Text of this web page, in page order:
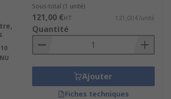
Sous-total (1 unité)
121,00 €HT 121,00 €/unité
Quantité
Ajouter
Fiches techniques